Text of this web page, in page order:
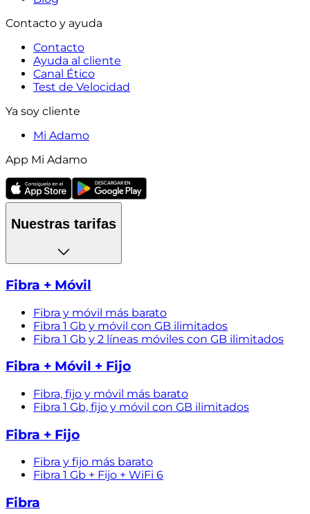
Contacto y ayuda
Contacto
Ayuda al cliente
Canal Ético
Test de Velocidad
Ya soy cliente
Mi Adamo
App Mi Adamo
Nuestras tarifas
Fibra + Móvil
Fibra y móvil más barato
Fibra 1 Gb y móvil con GB ilimitados
Fibra 1 Gb y 2 líneas móviles con GB ilimitados
Fibra + Móvil + Fijo
Fibra, fijo y móvil más barato
Fibra 1 Gb, fijo y móvil con GB ilimitados
Fibra + Fijo
Fibra y fijo más barato
Fibra 1 Gb + Fijo + WiFi 6
Fibra